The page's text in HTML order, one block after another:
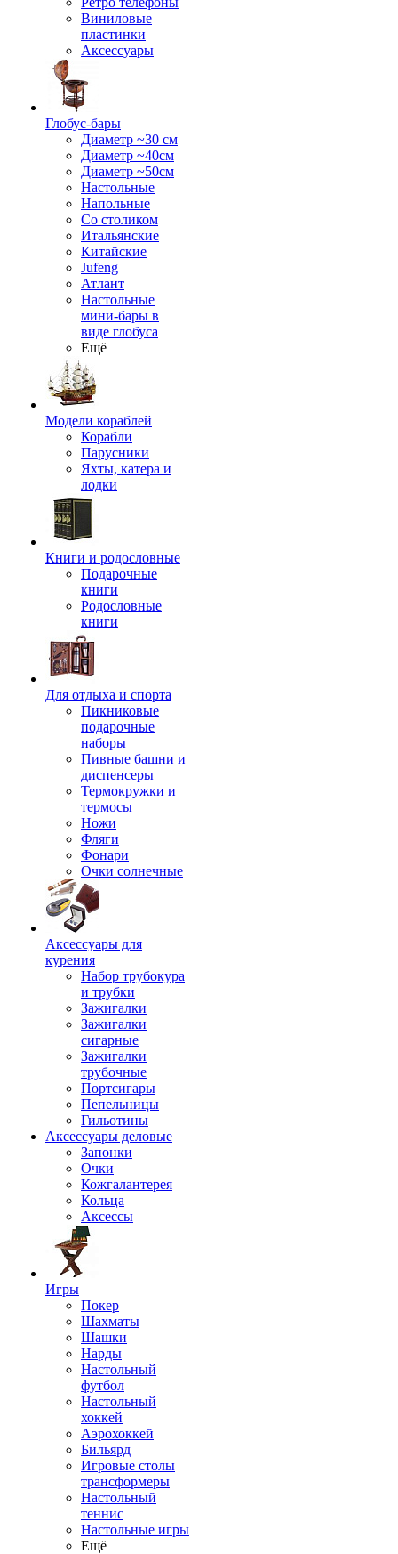
Виниловые
пластинки
Аксессуары
Глобус-бары
Диаметр ~30 см
Диаметр ~40см
Диаметр ~50см
Настольные
Напольные
Со столиком
Итальянские
Китайские
Jufeng
Атлант
Настольные
мини-бары в
виде глобуса
Ещё
Модели кораблей
Корабли
Парусники
Яхты, катера и
лодки
Книги и родословные
Подарочные
книги
Родословные
книги
Для отдыха и спорта
Пикниковые
подарочные
наборы
Пивные башни и
диспенсеры
Термокружки и
термосы
Ножи
Фляги
Фонари
Очки солнечные
Аксессуары для
курения
Набор трубокура
и трубки
Зажигалки
Зажигалки
сигарные
Зажигалки
трубочные
Портсигары
Пепельницы
Гильотины
Аксессуары деловые
Запонки
Очки
Кожгалантерея
Кольца
Аксессы
Игры
Покер
Шахматы
Шашки
Нарды
Настольный
футбол
Настольный
хоккей
Аэрохоккей
Бильярд
Игровые столы
трансформеры
Настольный
теннис
Настольные игры
Ещё